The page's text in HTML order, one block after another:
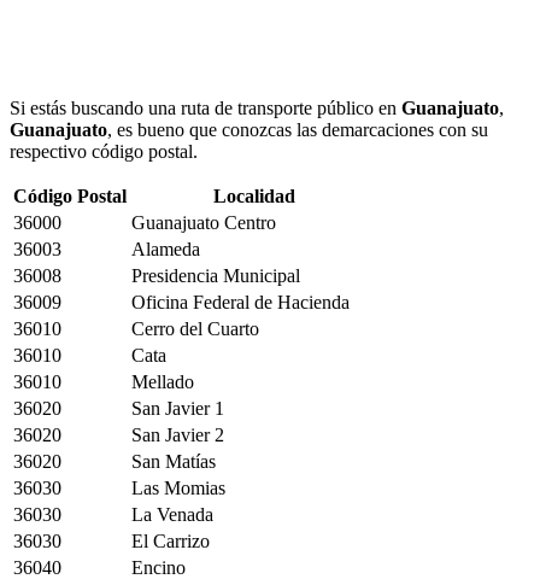
Si estás buscando una ruta de transporte público en Guanajuato,
Guanajuato, es bueno que conozcas las demarcaciones con su
respectivo código postal.
Código Postal
Localidad
36000
Guanajuato Centro
36003
Alameda
36008
Presidencia Municipal
36009
Oficina Federal de Hacienda
36010
Cerro del Cuarto
36010
Cata
36010
Mellado
36020
San Javier 1
36020
San Javier 2
36020
San Matías
36030
Las Momias
36030
La Venada
36030
El Carrizo
36040
Encino